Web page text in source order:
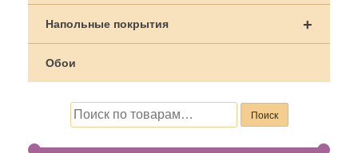
+
Напольные покрытия
Обои
Искать: Поиск